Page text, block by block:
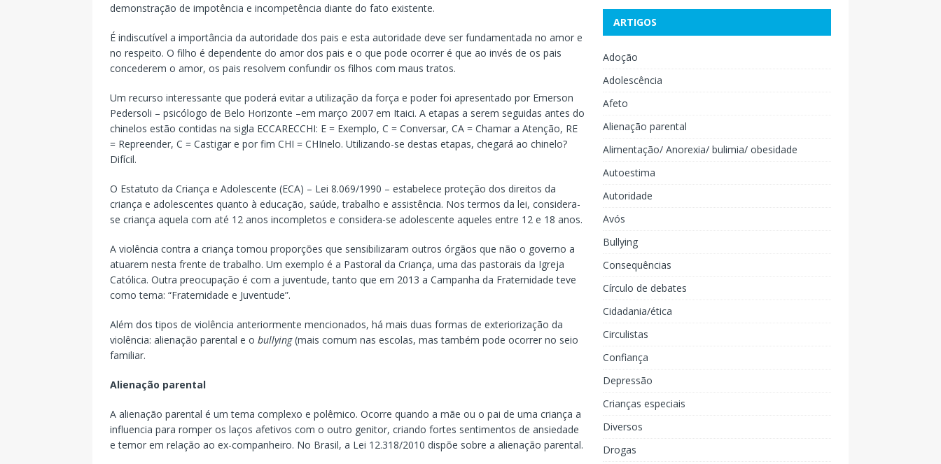
demonstração de impotência e incompetência diante do fato existente.
É indiscutível a importância da autoridade dos pais e esta autoridade deve ser fundamentada no amor e
no respeito. O filho é dependente do amor dos pais e o que pode ocorrer é que ao invés de os pais
concederem o amor, os pais resolvem confundir os filhos com maus tratos.
Um recurso interessante que poderá evitar a utilização da força e poder foi apresentado por Emerson
Pedersoli – psicólogo de Belo Horizonte –em março 2007 em Itaici. A etapas a serem seguidas antes do
chinelos estão contidas na sigla ECCARECCHI: E = Exemplo, C = Conversar, CA = Chamar a Atenção, RE
= Repreender, C = Castigar e por fim CHI = CHInelo. Utilizando-se destas etapas, chegará ao chinelo?
Difícil.
O Estatuto da Criança e Adolescente (ECA) – Lei 8.069/1990 – estabelece proteção dos direitos da
criança e adolescentes quanto à educação, saúde, trabalho e assistência. Nos termos da lei, considera-
se criança aquela com até 12 anos incompletos e considera-se adolescente aqueles entre 12 e 18 anos.
A violência contra a criança tomou proporções que sensibilizaram outros órgãos que não o governo a
atuarem nesta frente de trabalho. Um exemplo é a Pastoral da Criança, uma das pastorais da Igreja
Católica. Outra preocupação é com a juventude, tanto que em 2013 a Campanha da Fraternidade teve
como tema: “Fraternidade e Juventude”.
Além dos tipos de violência anteriormente mencionados, há mais duas formas de exteriorização da
violência: alienação parental e o bullying(mais comum nas escolas, mas também pode ocorrer no seio
familiar.
Alienação parental
A alienação parental é um tema complexo e polêmico. Ocorre quando a mãe ou o pai de uma criança a
influencia para romper os laços afetivos com o outro genitor, criando fortes sentimentos de ansiedade
e temor em relação ao ex-companheiro. No Brasil, a Lei 12.318/2010 dispõe sobre a alienação parental.
ARTIGOS
Adoção
Adolescência
Afeto
Alienação parental
Alimentação/ Anorexia/ bulimia/ obesidade
Autoestima
Autoridade
Avós
Bullying
Consequências
Círculo de debates
Cidadania/ética
Circulistas
Confiança
Depressão
Crianças especiais
Diversos
Drogas